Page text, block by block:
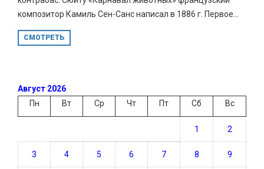
композитор Камиль Сен-Санс написал в 1886 г. Первое...
СМОТРЕТЬ
Август 2026
Пн
Вт Ср Чт Пт Сб Вс
1 2
3 4 5 6 7 8 9